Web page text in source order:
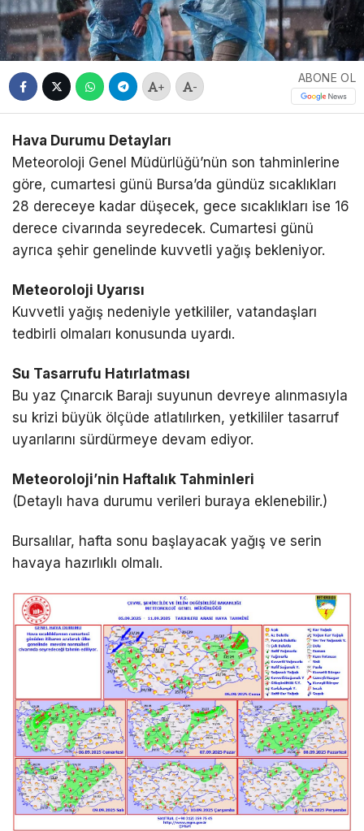
+ -
ABONE OL
Hava Durumu Detayları
Meteoroloji Genel Müdürlüğü’nün son tahminlerine
göre, cumartesi günü Bursa’da gündüz sıcaklıkları
28 dereceye kadar düşecek, gece sıcaklıkları ise 16
derece civarında seyredecek. Cumartesi günü
ayrıca şehir genelinde kuvvetli yağış bekleniyor.
Meteoroloji Uyarısı
Kuvvetli yağış nedeniyle yetkililer, vatandaşları
tedbirli olmaları konusunda uyardı.
Su Tasarrufu Hatırlatması
Bu yaz Çınarcık Barajı suyunun devreye alınmasıyla
su krizi büyük ölçüde atlatılırken, yetkililer tasarruf
uyarılarını sürdürmeye devam ediyor.
Meteoroloji’nin Haftalık Tahminleri
(Detaylı hava durumu verileri buraya eklenebilir.)
Bursalılar, hafta sonu başlayacak yağış ve serin
havaya hazırlıklı olmalı.